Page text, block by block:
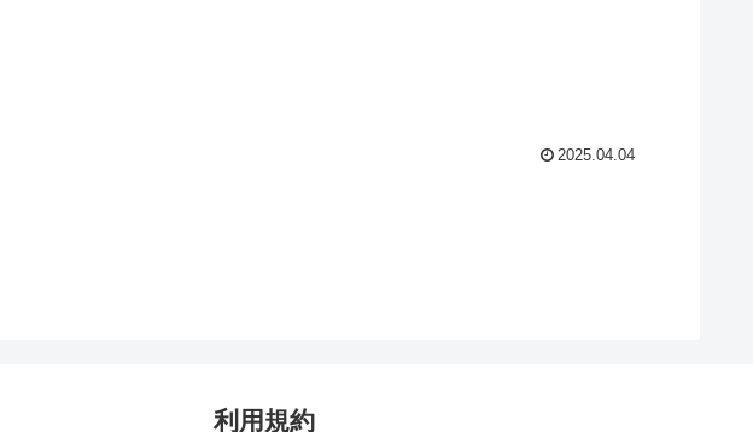
2025.04.04
利用規約